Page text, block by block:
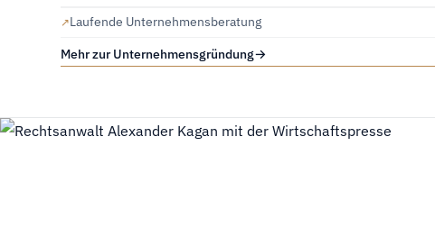
Laufende Unternehmensberatung
Mehr zur Unternehmensgründung→